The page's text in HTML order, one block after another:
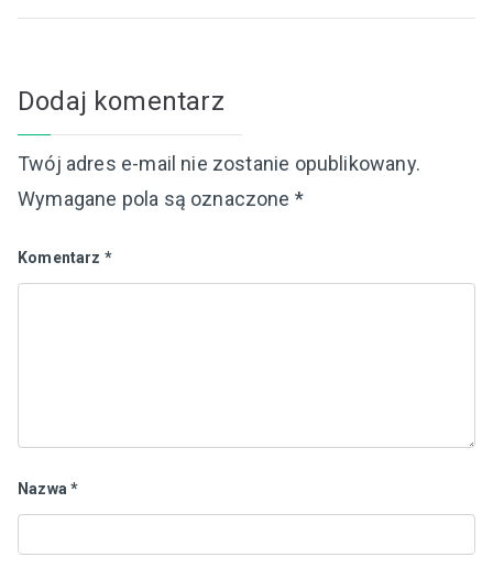
Dodaj komentarz
Twój adres e-mail nie zostanie opublikowany.
Wymagane pola są oznaczone *
Komentarz *
Nazwa*